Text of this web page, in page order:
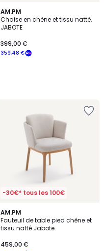
AM.PM
Chaise en chêne et tissu natté,
JABOTE
359,48 €
399,00 €
-30€* tous les 100€
AM.PM
Fauteuil de table pied chêne et
tissu natté Jabote
459,00 €
5
/
5